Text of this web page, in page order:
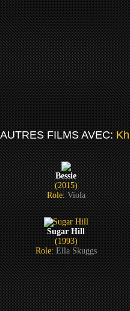
AUTRES FILMS AVEC:
Bessie
(2015)
Role:Viola
Sugar Hill
(1993)
Role:Ella Skuggs